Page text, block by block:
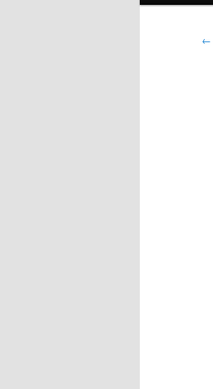
文
←